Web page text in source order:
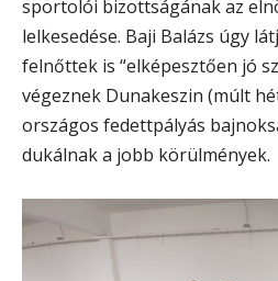
sportolói bizottságának az
lelkesedése. Baji Balázs úgy
felnőttek is “elképesztően jó
végeznek Dunakeszin (múlt
országos fedettpályás
dukálnak a jobb körülmények.